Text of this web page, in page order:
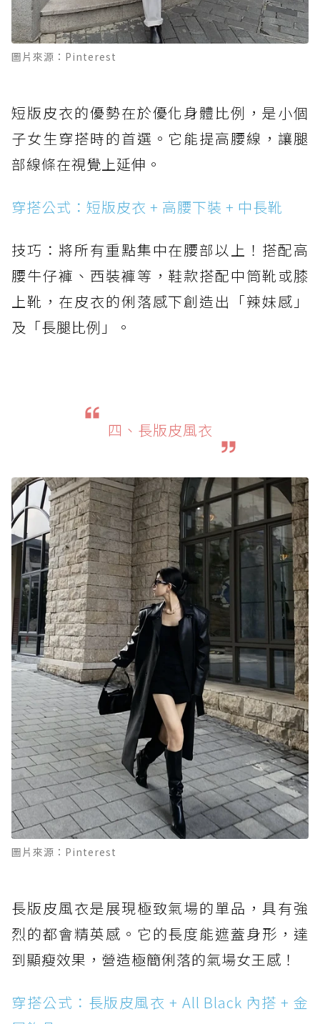
圖片來源：Pinterest
短版皮衣的優勢在於優化身體比例，是小個
子女生穿搭時的首選。它能提高腰線，讓腿
部線條在視覺上延伸。
穿搭公式：短版皮衣 + 高腰下裝 + 中長靴
技巧：將所有重點集中在腰部以上！搭配高
腰牛仔褲、西裝褲等，鞋款搭配中筒靴或膝
上靴，在皮衣的俐落感下創造出「辣妹感」
及「長腿比例」。
四、長版皮風衣
圖片來源：Pinterest
長版皮風衣是展現極致氣場的單品，具有強
烈的都會精英感。它的長度能遮蓋身形，達
到顯瘦效果，營造極簡俐落的氣場女王感！
穿搭公式：長版皮風衣 + All Black 內搭 + 金